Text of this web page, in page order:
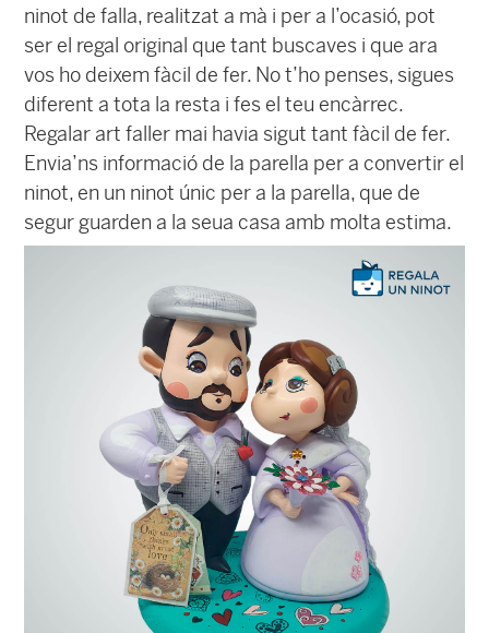
ninot de falla, realitzat a mà i per a l’ocasió, pot
ser el regal original que tant buscaves i que ara
vos ho deixem fàcil de fer. No t’ho penses, sigues
diferent a tota la resta i fes el teu encàrrec.
Regalar art faller mai havia sigut tant fàcil de fer.
Envia’ns informació de la parella per a convertir el
ninot, en un ninot únic per a la parella, que de
segur guarden a la seua casa amb molta estima.